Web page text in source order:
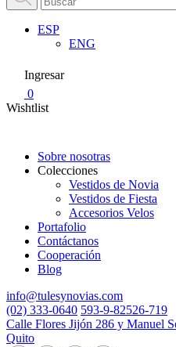
ESP
ENG
Ingresar
0
Wishtlist
Sobre nosotras
Colecciones
Vestidos de Novia
Vestidos de Fiesta
Accesorios Velos
Portafolio
Contáctanos
Cooperación
Blog
info@tulesynovias.com
(02) 333-0640 593-9-82526-719
Calle Flores Jijón 286 y Manuel
Quito